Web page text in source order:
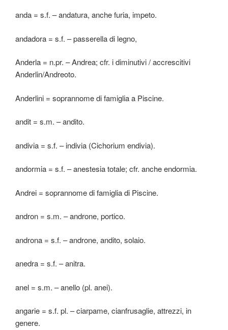
anda = s.f. – andatura, anche furia, impeto.
andadora = s.f. – passerella di legno,
Anderla = n.pr. – Andrea; cfr. i diminutivi / accrescitivi
Anderlin/Andreoto.
Anderlini = soprannome di famiglia a Piscine.
andit = s.m. – andito.
andivia = s.f. – indivia (Cichorium endivia).
andormia = s.f. – anestesia totale; cfr. anche endormia.
Andrei = soprannome di famiglia di Piscine.
andron = s.m. – androne, portico.
androna = s.f. – androne, andito, solaio.
anedra = s.f. – anitra.
anel = s.m. – anello (pl. anei).
angarie = s.f. pl. – ciarpame, cianfrusaglie, attrezzi, in
genere.